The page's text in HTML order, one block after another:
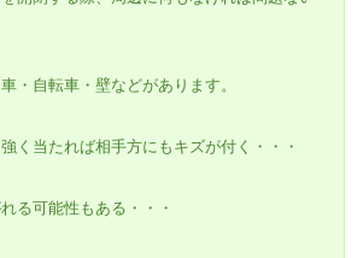
・自転車・壁などがあります。
く当たれば相手方にもキズが付く・・・
る可能性もある・・・